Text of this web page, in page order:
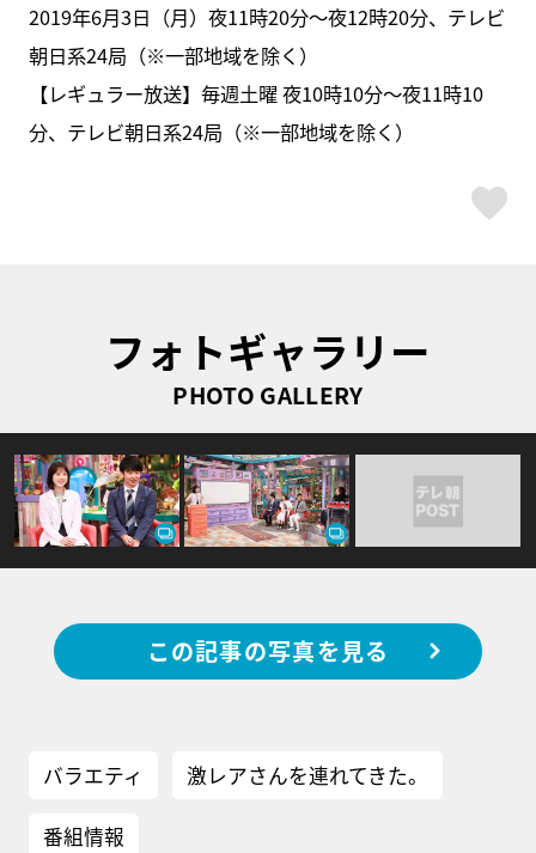
2019年6月3日（月）夜11時20分～夜12時20分、テレビ
朝日系24局（※一部地域を除く）
【レギュラー放送】毎週土曜 夜10時10分～夜11時10
分、テレビ朝日系24局（※一部地域を除く）
フォトギャラリー
PHOTO GALLERY
この記事の写真を見る
バラエティ 激レアさんを連れてきた。
番組情報